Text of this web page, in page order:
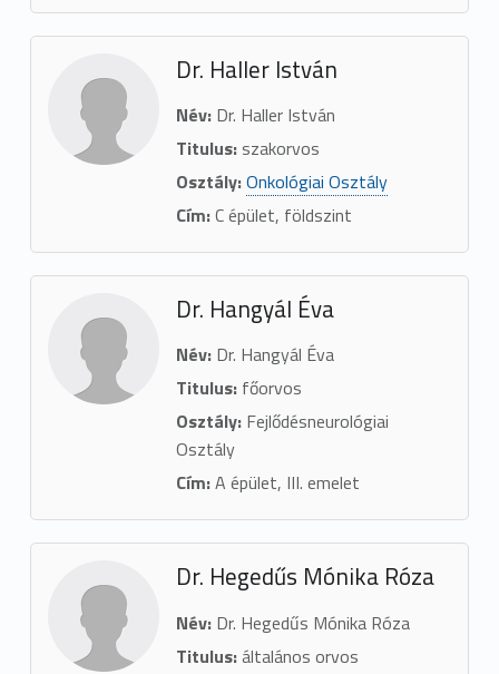
Dr. Haller István
Név:Dr. Haller István
Titulus:szakorvos
Osztály:Onkológiai Osztály
Cím:C épület, földszint
Dr. Hangyál Éva
Név:Dr. Hangyál Éva
Titulus:főorvos
Osztály:Fejlődésneurológiai
Osztály
Cím:A épület, III. emelet
Dr. Hegedűs Mónika Róza
Név:Dr. Hegedűs Mónika Róza
Titulus:általános orvos